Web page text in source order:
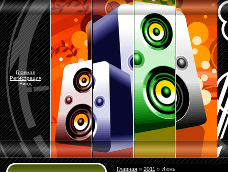
Главная
Регистрация
Вход
Главная » 2011 » Июнь